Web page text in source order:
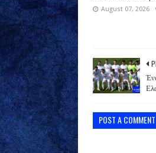
August 07, 2026
POST A COMMENT